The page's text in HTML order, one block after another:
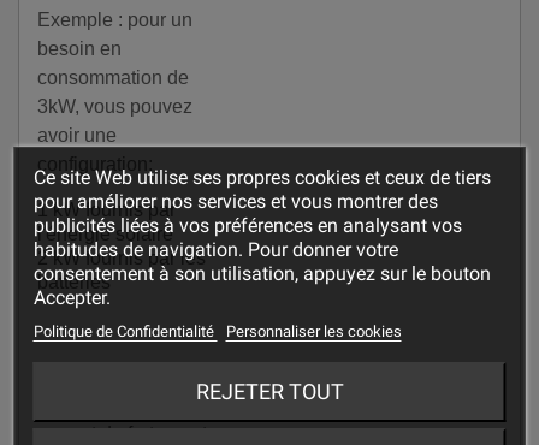
Exemple : pour un
besoin en
consommation de
3kW, vous pouvez
avoir une
configuration:
1 kW fournis par
l'énergie solaire
2 kW fournis par les
batteries
permet de fortement
Ce site Web utilise ses propres cookies et ceux de tiers
pour améliorer nos services et vous montrer des
publicités liées à vos préférences en analysant vos
habitudes de navigation. Pour donner votre
consentement à son utilisation, appuyez sur le bouton
Accepter.
Politique de Confidentialité Personnaliser les cookies
REJETER TOUT